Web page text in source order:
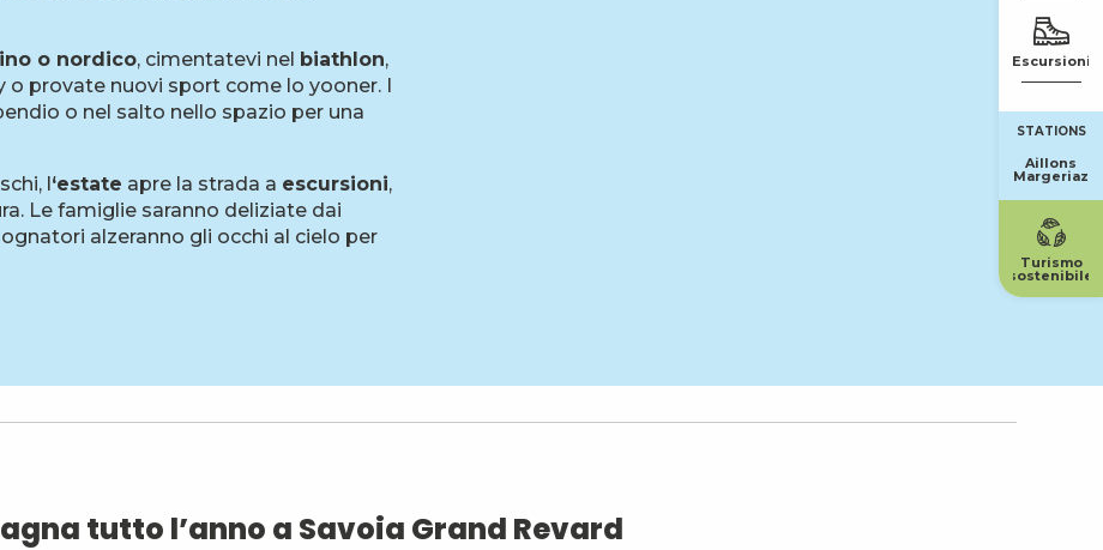
Escursioni
STATIONS
Aillons
Margeriaz
Turismo
sostenibile
o nordico, cimentatevi nel biathlon,
o provate nuovi sport come lo yooner. I
o nel salto nello spazio per una
l‘estate apre la strada a escursioni,
Le famiglie saranno deliziate dai
alzeranno gli occhi al cielo per
tutto l’anno a Savoia Grand Revard